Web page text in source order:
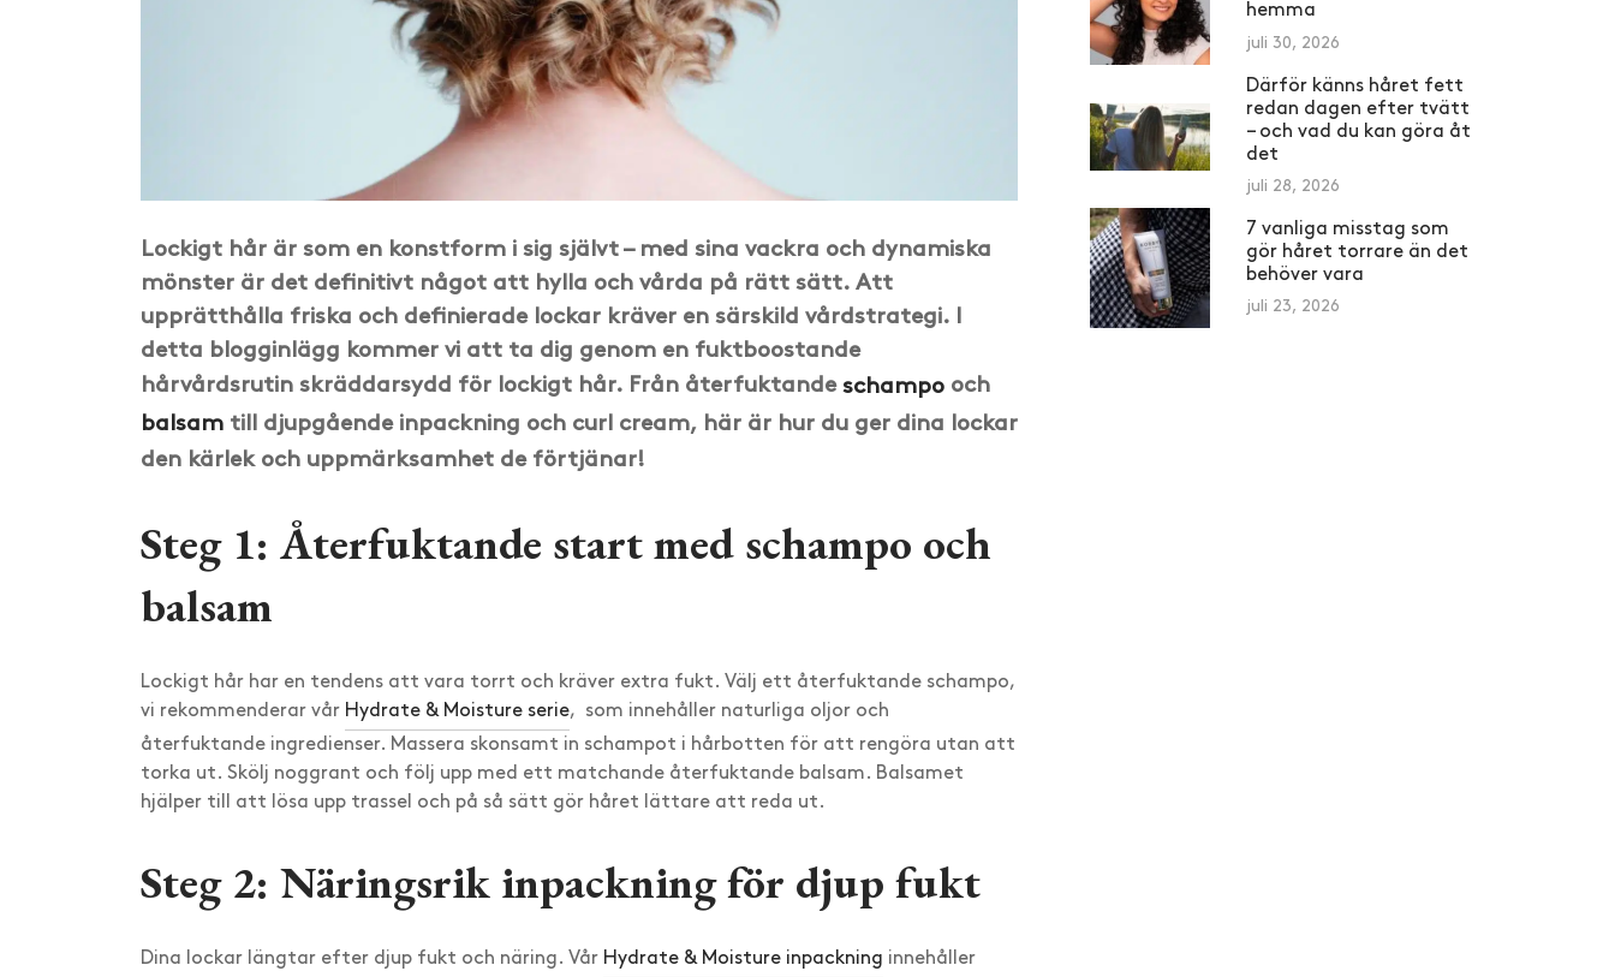
Lockigt hår är som en konstform i sig självt – med sina vackra och dynamiska
mönster är det definitivt något att hylla och vårda på rätt sätt. Att
upprätthålla friska och definierade lockar kräver en särskild vårdstrategi. I
detta blogginlägg kommer vi att ta dig genom en fuktboostande
hårvårdsrutin skräddarsydd för lockigt hår. Från återfuktande schampo och
balsam till djupgående inpackning och curl cream, här är hur du ger dina lockar
den kärlek och uppmärksamhet de förtjänar!
Steg 1: Återfuktande start med schampo och
balsam
Lockigt hår har en tendens att vara torrt och kräver extra fukt. Välj ett återfuktande schampo,
vi rekommenderar vår Hydrate & Moisture serie, som innehåller naturliga oljor och
återfuktande ingredienser. Massera skonsamt in schampot i hårbotten för att rengöra utan att
torka ut. Skölj noggrant och följ upp med ett matchande återfuktande balsam. Balsamet
hjälper till att lösa upp trassel och på så sätt gör håret lättare att reda ut.
Steg 2: Näringsrik inpackning för djup fukt
Dina lockar längtar efter djup fukt och näring. Vår Hydrate & Moisture inpackning innehåller
hemma
juli 30, 2026
Därför känns håret fett
redan dagen efter tvätt
– och vad du kan göra åt
det
juli 28, 2026
7 vanliga misstag som
gör håret torrare än det
behöver vara
juli 23, 2026